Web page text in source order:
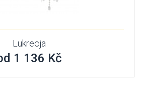
Lukrecja
1 136 Kč